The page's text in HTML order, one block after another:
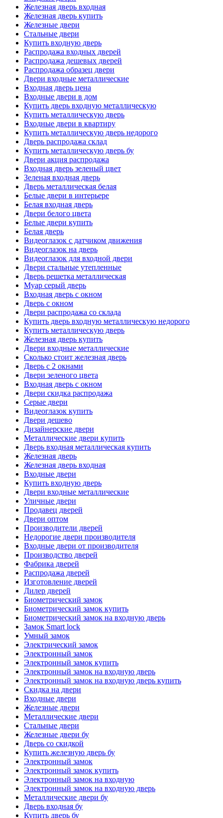
Железная дверь входная
Железная дверь купить
Железные двери
Стальные двери
Купить входную дверь
Распродажа входных дверей
Распродажа дешевых дверей
Распродажа образец двери
Двери входные металлические
Входная дверь цена
Входные двери в дом
Купить дверь входную металлическую
Купить металлическую дверь
Входные двери в квартиру
Купить металлическую дверь недорого
Дверь распродажа склад
Купить металлическую дверь бу
Двери акция распродажа
Входная дверь зеленый цвет
Зеленая входная дверь
Дверь металлическая белая
Белые двери в интерьере
Белая входная дверь
Двери белого цвета
Белые двери купить
Белая дверь
Видеоглазок с датчиком движения
Видеоглазок на дверь
Видеоглазок для входной двери
Двери стальные утепленные
Дверь решетка металлическая
Муар серый дверь
Входная дверь с окном
Дверь с окном
Двери распродажа со склада
Купить дверь входную металлическую недорого
Купить металлическую дверь
Железная дверь купить
Двери входные металлические
Сколько стоит железная дверь
Дверь с 2 окнами
Двери зеленого цвета
Входная дверь с окном
Двери скидка распродажа
Серые двери
Видеоглазок купить
Двери дешево
Дизайнерские двери
Металлические двери купить
Дверь входная металлическая купить
Железная дверь
Железная дверь входная
Входные двери
Купить входную дверь
Двери входные металлические
Уличные двери
Продавец дверей
Двери оптом
Производители дверей
Недорогие двери производителя
Входные двери от производителя
Производство дверей
Фабрика дверей
Распродажа дверей
Изготовление дверей
Дилер дверей
Биометрический замок
Биометрический замок купить
Биометрический замок на входную дверь
Замок Smart lock
Умный замок
Электрический замок
Электронный замок
Электронный замок купить
Электронный замок на входную дверь
Электронный замок на входную дверь купить
Скидка на двери
Входные двери
Железные двери
Металлические двери
Стальные двери
Железные двери бу
Дверь со скидкой
Купить железную дверь бу
Электронный замок
Электронный замок купить
Электронный замок на входную
Электронный замок на входную дверь
Металлические двери бу
Дверь входная бу
Купить дверь бу